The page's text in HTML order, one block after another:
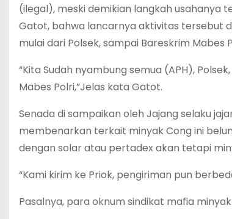
(ilegal), meski demikian langkah usahanya
Gatot, bahwa lancarnya aktivitas tersebut
mulai dari Polsek, sampai Bareskrim Mabes
“Kita Sudah nyambung semua (APH),
Mabes Polri,”Jelas kata Gatot.
Senada di sampaikan oleh Jajang selaku
membenarkan terkait minyak Cong ini
dengan solar atau pertadex akan tetapi
“Kami kirim ke Priok, pengiriman pun
Pasalnya, para oknum sindikat mafia